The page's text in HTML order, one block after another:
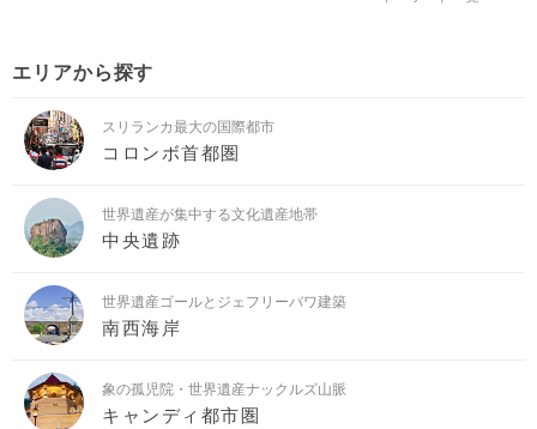
エリアから探す
スリランカ最大の国際都市
コロンボ首都圏
世界遺産が集中する文化遺産地帯
中央遺跡
世界遺産ゴールとジェフリーバワ建築
南西海岸
象の孤児院・世界遺産ナックルズ山脈
キャンディ都市圏